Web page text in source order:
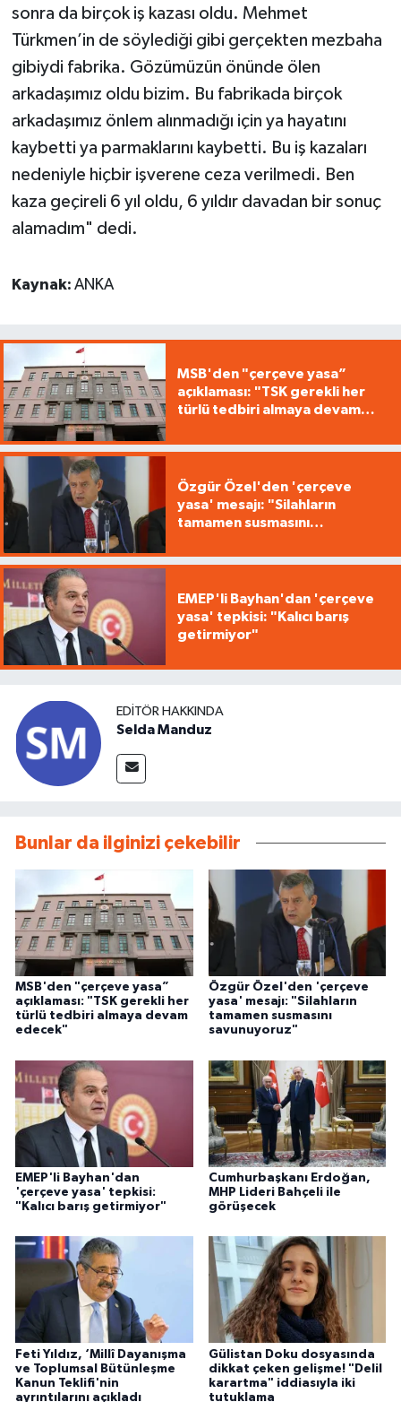
sonra da birçok iş kazası oldu. Mehmet
Türkmen’in de söylediği gibi gerçekten mezbaha
gibiydi fabrika. Gözümüzün önünde ölen
arkadaşımız oldu bizim. Bu fabrikada birçok
arkadaşımız önlem alınmadığı için ya hayatını
kaybetti ya parmaklarını kaybetti. Bu iş kazaları
nedeniyle hiçbir işverene ceza verilmedi. Ben
kaza geçireli 6 yıl oldu, 6 yıldır davadan bir sonuç
alamadım" dedi.
Kaynak: ANKA
MSB'den "çerçeve yasa”
açıklaması: "TSK gerekli her
türlü tedbiri almaya devam
Özgür Özel'den 'çerçeve
yasa' mesajı: "Silahların
tamamen susmasını
EMEP'li Bayhan'dan 'çerçeve
yasa' tepkisi: "Kalıcı barış
getirmiyor"
EDITÖR HAKKINDA
Selda Manduz
Bunlar da ilginizi çekebilir
MSB'den "çerçeve yasa”
açıklaması: "TSK gerekli her
türlü tedbiri almaya devam
edecek"
Özgür Özel'den 'çerçeve
yasa' mesajı: "Silahların
tamamen susmasını
savunuyoruz"
EMEP'li Bayhan'dan
'çerçeve yasa' tepkisi:
"Kalıcı barış getirmiyor"
Cumhurbaşkanı Erdoğan,
MHP Lideri Bahçeli ile
görüşecek
Feti Yıldız, ‘Millî Dayanışma
ve Toplumsal Bütünleşme
Kanun Teklifi'nin
ayrıntılarını açıkladı
Gülistan Doku dosyasında
dikkat çeken gelişme! "Delil
karartma" iddiasıyla iki
tutuklama